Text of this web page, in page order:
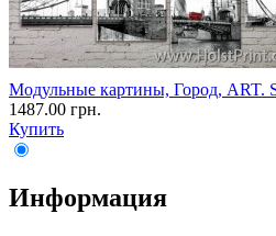
Модульные картины, Город, ART.
1487.00 грн.
Купить
Информация